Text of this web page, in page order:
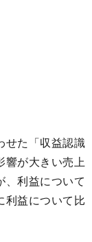
せた「収益認識
響が大きい売上
、利益について
利益について比